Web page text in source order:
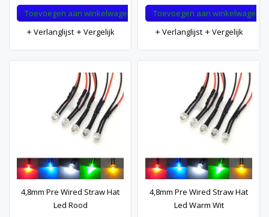
Toevoegen aan winkelwagen
Verlanglijst
Vergelijk
Toevoegen aan winkelwagen
Verlanglijst
Vergelijk
4,8mm Pre Wired Straw Hat
Led Rood
4,8mm Pre Wired Straw Hat
Led Warm Wit